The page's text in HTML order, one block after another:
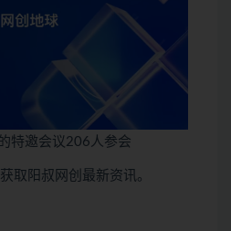
特邀会议206人参会
取阳叔网创最新资讯。